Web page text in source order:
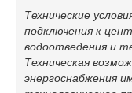
Технические
подключения к
водоотведения и
Техническая
энергоснабжения